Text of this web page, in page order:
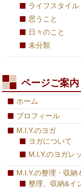
ライフスタイル
思うこと
日々のこと
未分類
ページご案内
ホーム
プロフィール
M.I.Y.のヨガ
ヨガについて
M.I.Y.のヨガレ
M.I.Y.の整理・収納
整理、収納&イ